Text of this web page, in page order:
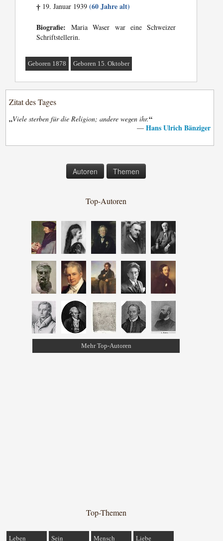
† 19. Januar 1939(60 Jahre alt)
Biografie: Maria Waser war eine Schweizer
Schriftstellerin.
Geboren 1878 Geboren 15. Oktober
Zitat des Tages
„Viele sterben für die Religion; andere wegen ihr.“
— Hans Ulrich Bänziger
Autoren Themen
Top-Autoren
Mehr Top-Autoren
Top-Themen
Leben Sein Mensch Liebe